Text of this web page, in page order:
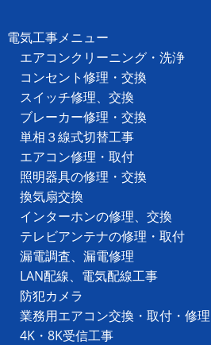
電気工事メニュー
エアコンクリーニング・洗浄
コンセント修理・交換
スイッチ修理、交換
ブレーカー修理・交換
単相３線式切替工事
エアコン修理・取付
照明器具の修理・交換
換気扇交換
インターホンの修理、交換
テレビアンテナの修理・取付
漏電調査、漏電修理
LAN配線、電気配線工事
防犯カメラ
業務用エアコン交換・取付・修理
4K・8K受信工事